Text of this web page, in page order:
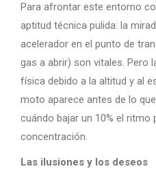
Para afrontar este entorno
aptitud técnica pulida: la
acelerador en el punto de
gas a abrir) son vitales. Pero
física debido a la altitud y al
moto aparece antes de lo
cuándo bajar un 10% el ritmo
concentración.
Las ilusiones y los deseos